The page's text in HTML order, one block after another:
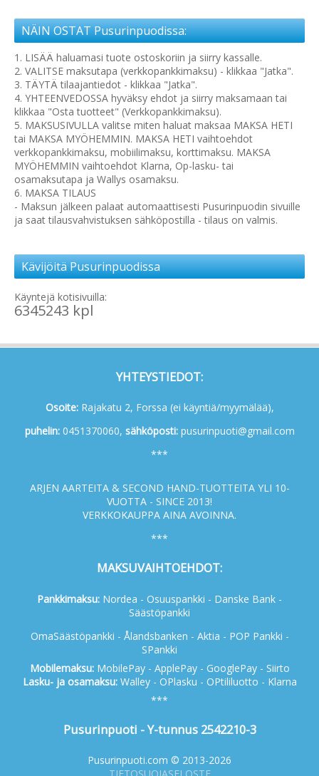
NÄIN OSTAT Pusurinpuodissa:
1. LISÄÄ haluamasi tuote ostoskoriin ja siirry kassalle.
2. VALITSE maksutapa (verkkopankkimaksu) - klikkaa "Jatka".
3. TÄYTÄ tilaajantiedot - klikkaa "Jatka".
4. YHTEENVEDOSSA hyväksy ehdot ja siirry maksamaan tai
klikkaa "Osta tuotteet" (Verkkopankkimaksu).
5. MAKSUSIVULLA valitse miten haluat maksaa MAKSA HETI
tai MAKSA MYÖHEMMIN. MAKSA HETI vaihtoehdot
verkkopankkimaksu, mobiilimaksu, korttimaksu. MAKSA
MYÖHEMMIN vaihtoehdot Klarna, Op-lasku- tai
osamaksutapa ja Wallys osamaksu.
6. MAKSA TILAUS
- Maksun jälkeen palaat automaattisesti Pusurinpuodin sivuille
ja saat tilausvahvistuksen sähköpostilla - tilaus on valmis.
Kävijöitä Pusurinpuodissa
Käyntejä kotisivuilla:
6345243 kpl
YHTEYSTIEDOT:
Osoite:Rajakatu 2, Forssa (ei käyntiä/myymälää),
puhelin:0451370060, sähköposti:pusurinpuoti@gmail.com
***
ARJEN AARTEITA & SECOND HAND-TUOTTEITA YLI 10-
VUOTTA - SINCE 2013!
VERKKOKAUPPA AINA AVOINNA.
***
MAKSUVAIHTOEHDOT:
Pankkimaksu: Nordea - Osuuspankki - Danske Bank -
Säästöpankki
OmaSäästöpankki - Ålandsbanken - Aktia - POP Pankki -
SPankki
Mobilemaksu:MobilePay - ApplePay - GooglePay - Siirto
Lasku- ja osamaksu:Walley - OPlasku - OPtililuotto - Klarna
***
Pusurinpuoti - Y-tunnus 2542210-3
Pusurinpuoti.com © 2013-2026